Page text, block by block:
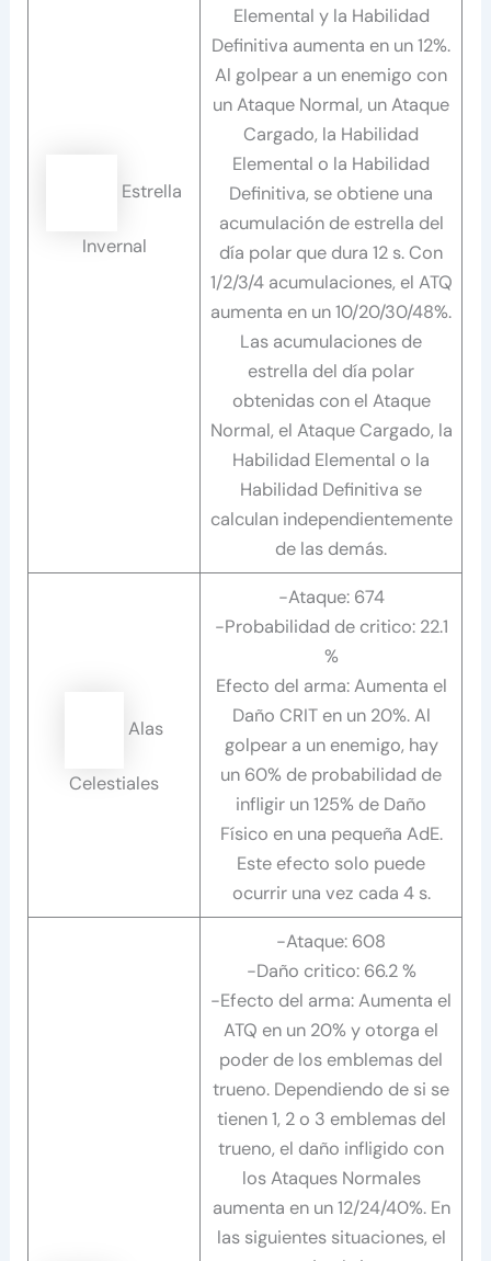
Estrella
Invernal
Elemental y la Habilidad
Definitiva aumenta en un 12%.
Al golpear a un enemigo con
un Ataque Normal, un Ataque
Cargado, la Habilidad
Elemental o la Habilidad
Definitiva, se obtiene una
acumulación de estrella del
día polar que dura 12 s. Con
1/2/3/4 acumulaciones, el ATQ
aumenta en un 10/20/30/48%.
Las acumulaciones de
estrella del día polar
obtenidas con el Ataque
Normal, el Ataque Cargado, la
Habilidad Elemental o la
Habilidad Definitiva se
calculan independientemente
de las demás.
Alas
Celestiales
-Ataque: 674
-Probabilidad de critico: 22.1
%
Efecto del arma: Aumenta el
Daño CRIT en un 20%. Al
golpear a un enemigo, hay
un 60% de probabilidad de
infligir un 125% de Daño
Físico en una pequeña AdE.
Este efecto solo puede
ocurrir una vez cada 4 s.
-Ataque: 608
-Daño critico: 66.2 %
-Efecto del arma: Aumenta el
ATQ en un 20% y otorga el
poder de los emblemas del
trueno. Dependiendo de si se
tienen 1, 2 o 3 emblemas del
trueno, el daño infligido con
los Ataques Normales
aumenta en un 12/24/40%. En
las siguientes situaciones, el